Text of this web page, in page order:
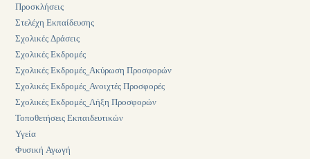
Προσκλήσεις
Στελέχη Εκπαίδευσης
Σχολικές Δράσεις
Σχολικές Εκδρομές
Σχολικές Εκδρομές_Ακύρωση Προσφορών
Σχολικές Εκδρομές_Ανοιχτές Προσφορές
Σχολικές Εκδρομές_Λήξη Προσφορών
Τοποθετήσεις Εκπαιδευτικών
Υγεία
Φυσική Αγωγή